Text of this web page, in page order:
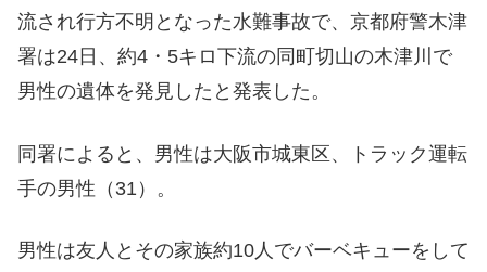
流され行方不明となった水難事故で、京都府警木津
署は24日、約4・5キロ下流の同町切山の木津川で
男性の遺体を発見したと発表した。
同署によると、男性は大阪市城東区、トラック運転
手の男性（31）。
男性は友人とその家族約10人でバーベキューをして